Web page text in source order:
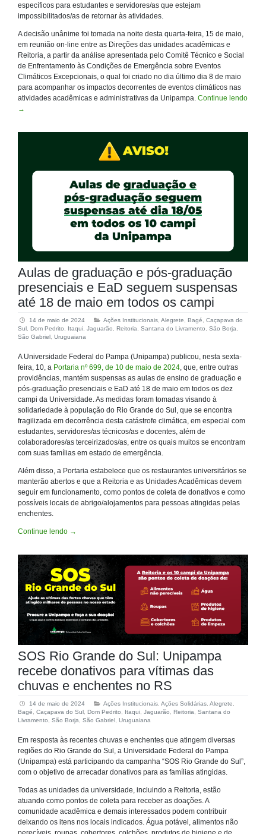
específicos para estudantes e servidores/as que estejam
impossibilitados/as de retornar às atividades.
A decisão unânime foi tomada na noite desta quarta-feira, 15 de maio,
em reunião on-line entre as Direções das unidades acadêmicas e
Reitoria, a partir da análise apresentada pelo Comitê Técnico e Social
de Enfrentamento às Condições de Emergência sobre Eventos
Climáticos Excepcionais, o qual foi criado no dia último dia 8 de maio
para acompanhar os impactos decorrentes de eventos climáticos nas
atividades acadêmicas e administrativas da Unipampa. Continue lendo
→
Aulas de graduação e pós-graduação
presenciais e EaD seguem suspensas
até 18 de maio em todos os campi
14 de maio de 2024 Ações Institucionais, Alegrete, Bagé, Caçapava do
Sul , Dom Pedrito, Itaqui, Jaguarão, Reitoria, Santana do Livramento, São Borja,
São Gabriel , Uruguaiana
A Universidade Federal do Pampa (Unipampa) publicou, nesta sexta-
feira, 10, a Portaria nº 699, de 10 de maio de 2024, que, entre outras
providências, mantém suspensas as aulas de ensino de graduação e
pós-graduação presenciais e EaD até 18 de maio em todos os dez
campi da Universidade. As medidas foram tomadas visando à
solidariedade à população do Rio Grande do Sul, que se encontra
fragilizada em decorrência desta catástrofe climática, em especial com
estudantes, servidores/as técnicos/as e docentes, além de
colaboradores/as terceirizados/as, entre os quais muitos se encontram
com suas famílias em estado de emergência.
Além disso, a Portaria estabelece que os restaurantes universitários se
manterão abertos e que a Reitoria e as Unidades Acadêmicas devem
seguir em funcionamento, como pontos de coleta de donativos e como
possíveis locais de abrigo/alojamentos para pessoas atingidas pelas
enchentes.
Continue lendo →
SOS Rio Grande do Sul: Unipampa
recebe donativos para vítimas das
chuvas e enchentes no RS
14 de maio de 2024 Ações Institucionais Ações Solidárias Alegrete
Bagé
Caçapava do Sul Dom Pedrito Itaqui Jaguarão Reitoria
Santana do
Livramento
São Borja São Gabriel Uruguaiana
Em resposta às recentes chuvas e enchentes que atingem diversas
regiões do Rio Grande do Sul, a Universidade Federal do Pampa
(Unipampa) está participando da campanha “SOS Rio Grande do Sul”,
com o objetivo de arrecadar donativos para as famílias atingidas.
Todas as unidades da universidade, incluindo a Reitoria, estão
atuando como pontos de coleta para receber as doações. A
comunidade acadêmica e demais interessados podem contribuir
deixando os itens nos locais indicados. Água potável, alimentos não